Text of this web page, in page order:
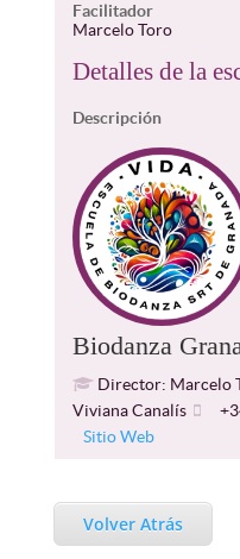
Facilitador
Marcelo Toro
Detalles de la
Descripción
Biodanza
Director: Marcelo
Viviana Canalís
Sitio Web
Volver Atrás